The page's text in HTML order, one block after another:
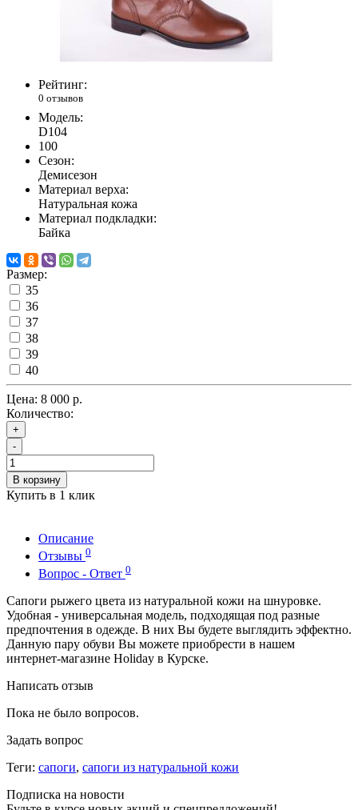
Рейтинг:
0 отзывов
Модель:
D104
100
Сезон:
Демисезон
Материал верха:
Натуральная кожа
Материал подкладки:
Байка
Размер:
35
36
37
38
39
40
Цена: 8 000 р.
Количество:
+
-
В корзину
Купить в 1 клик
Описание
Отзывы 0
Вопрос - Ответ 0
Сапоги рыжего цвета из натуральной кожи на шнуровке.
Удобная - универсальная модель, подходящая под разные
предпочтения в одежде. В них Вы будете выглядить эффектно.
Данную пару обуви Вы можете приобрести в нашем
интернет-магазине Holiday в Курске.
Написать отзыв
Пока не было вопросов.
Задать вопрос
Теги: сапоги, сапоги из натуральной кожи
Подписка на новости